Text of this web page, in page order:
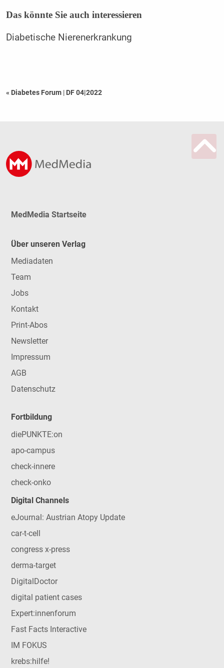
Das könnte Sie auch interessieren
Diabetische Nierenerkrankung
« Diabetes Forum | DF 04|2022
MedMedia Startseite
Über unseren Verlag
Mediadaten
Team
Jobs
Kontakt
Print-Abos
Newsletter
Impressum
AGB
Datenschutz
Fortbildung
diePUNKTE:on
apo-campus
check-innere
check-onko
Digital Channels
eJournal: Austrian Atopy Update
car-t-cell
congress x-press
derma-target
DigitalDoctor
digital patient cases
Expert:innenforum
Fast Facts Interactive
IM FOKUS
krebs:hilfe!